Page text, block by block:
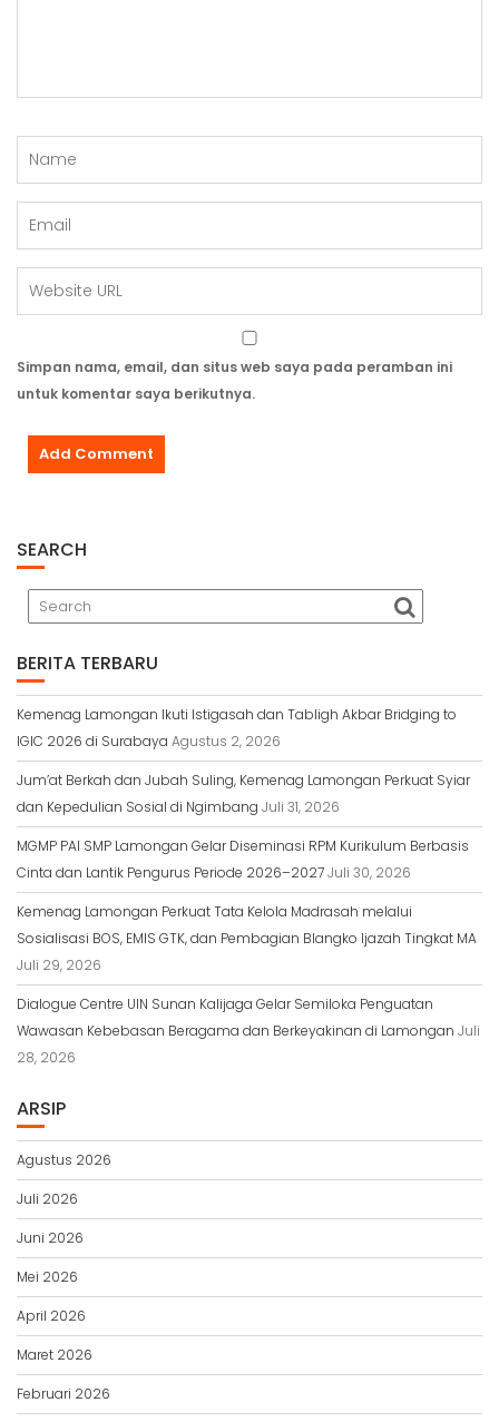
Simpan nama, email, dan situs web saya pada peramban ini
untuk komentar saya berikutnya.
SEARCH
BERITA TERBARU
Kemenag Lamongan Ikuti Istigasah dan Tabligh Akbar Bridging to
IGIC 2026 di Surabaya Agustus 2, 2026
Jum’at Berkah dan Jubah Suling, Kemenag Lamongan Perkuat Syiar
dan Kepedulian Sosial di Ngimbang Juli 31, 2026
MGMP PAI SMP Lamongan Gelar Diseminasi RPM Kurikulum Berbasis
Cinta dan Lantik Pengurus Periode 2026–2027Juli 30, 2026
Kemenag Lamongan Perkuat Tata Kelola Madrasah melalui
Sosialisasi BOS, EMIS GTK, dan Pembagian Blangko Ijazah Tingkat MA
Juli 29, 2026
Dialogue Centre UIN Sunan Kalijaga Gelar Semiloka Penguatan
Wawasan Kebebasan Beragama dan Berkeyakinan di Lamongan Juli
28, 2026
ARSIP
Agustus 2026
Juli 2026
Juni 2026
Mei 2026
April 2026
Maret 2026
Februari 2026